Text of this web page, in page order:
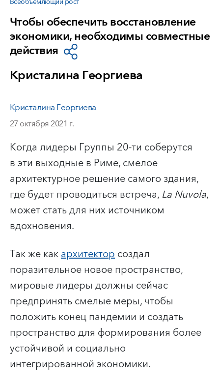
Чтобы обеспечить восстановление
экономики, необходимы совместные
действия
Кристалина Георгиева
Кристалина Георгиева
27 октября 2021 г.
Когда лидеры Группы 20-ти соберутся
в эти выходные в Риме, смелое
архитектурное решение самого здания,
где будет проводиться встреча, La Nuvola,
может стать для них источником
вдохновения.
Так же какархитекторсоздал
поразительное новое пространство,
мировые лидеры должны сейчас
предпринять смелые меры, чтобы
положить конец пандемии и создать
пространство для формирования более
устойчивой и социально
интегрированной экономики.